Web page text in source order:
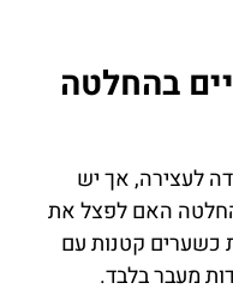
בהחלטה
לעצירה, אך יש
האם לפצל את
כשערים קטנות עם
מעבר בלבד.